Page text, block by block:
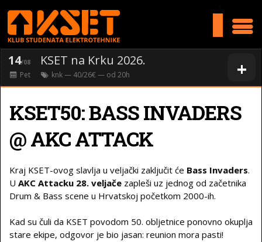
+
14/08 KSET na Krku 2026.
Pet knk— 40/26€ — od 20h
KSET50: BASS INVADERS
@ AKC ATTACK
Kraj KSET-ovog slavlja u veljački zaključit će Bass Invaders.
U AKC Attacku 28. veljače zapleši uz jednog od začetnika
Drum & Bass scene u Hrvatskoj početkom 2000-ih.
Kad su čuli da KSET povodom 50. obljetnice ponovno okuplja
stare ekipe, odgovor je bio jasan: reunion mora pasti!